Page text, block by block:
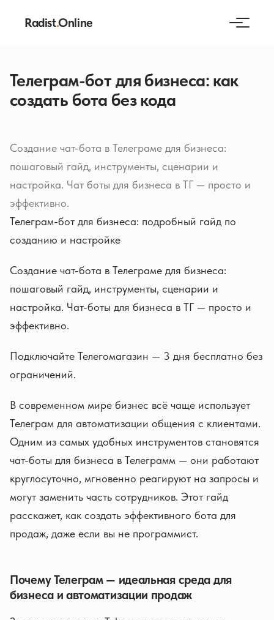
Radist.Online
Телеграм-бот для бизнеса: как
создать бота без кода
Создание чат-бота в Телеграме для бизнеса:
пошаговый гайд, инструменты, сценарии и
настройка. Чат боты для бизнеса в ТГ — просто и
эффективно.
Телеграм-бот для бизнеса: подробный гайд по
созданию и настройке
Создание чат-бота в Телеграме для бизнеса:
пошаговый гайд, инструменты, сценарии и
настройка. Чат-боты для бизнеса в ТГ — просто и
эффективно.
Подключайте Телегомагазин — 3 дня бесплатно без
ограничений.
В современном мире бизнес всё чаще использует
Телеграм для автоматизации общения с клиентами.
Одним из самых удобных инструментов становятся
чат-боты для бизнеса в Телеграмм — они работают
круглосуточно, мгновенно реагируют на запросы и
могут заменить часть сотрудников. Этот гайд
расскажет, как создать эффективного бота для
продаж, даже если вы не программист.
Почему Телеграм — идеальная среда для
бизнеса и автоматизации продаж